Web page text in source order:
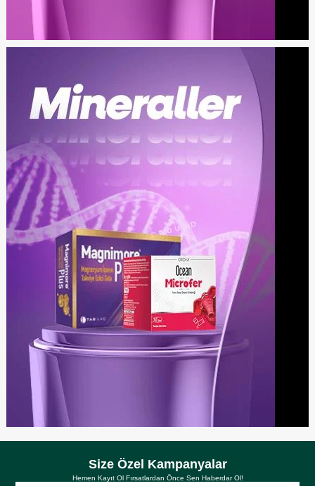
Size Özel Kampanyalar
Hemen Kayıt Ol Fırsatlardan Önce Sen Haberdar Ol!